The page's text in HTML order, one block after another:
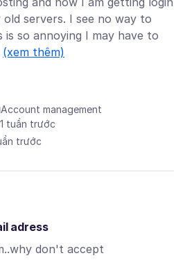
servers. I see no way to
is so annoying I may have to
(xem thêm)
Account management
tuần trước
trước
adress
don't accept